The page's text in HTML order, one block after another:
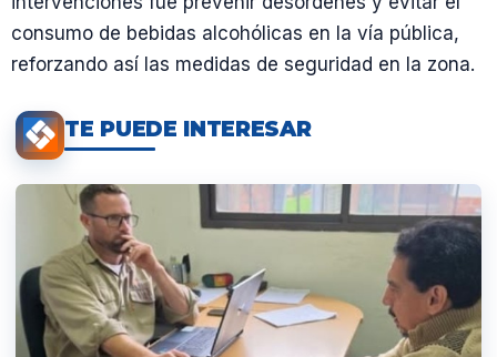
consumo de bebidas alcohólicas en la vía pública,
reforzando así las medidas de seguridad en la zona.
TE PUEDE INTERESAR